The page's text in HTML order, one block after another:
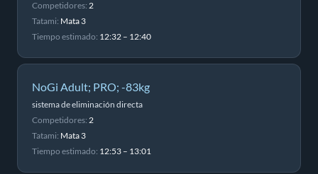
Competidores: 2
Tatami: Mata 3
Tiempo estimado: 12:32 – 12:40
NoGi Adult; PRO; -83kg
sistema de eliminación directa
Competidores: 2
Tatami: Mata 3
Tiempo estimado: 12:53 – 13:01